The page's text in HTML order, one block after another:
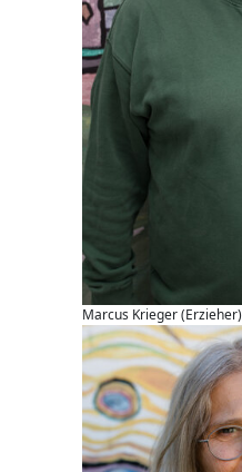
Marcus Krieger (Erzieher)